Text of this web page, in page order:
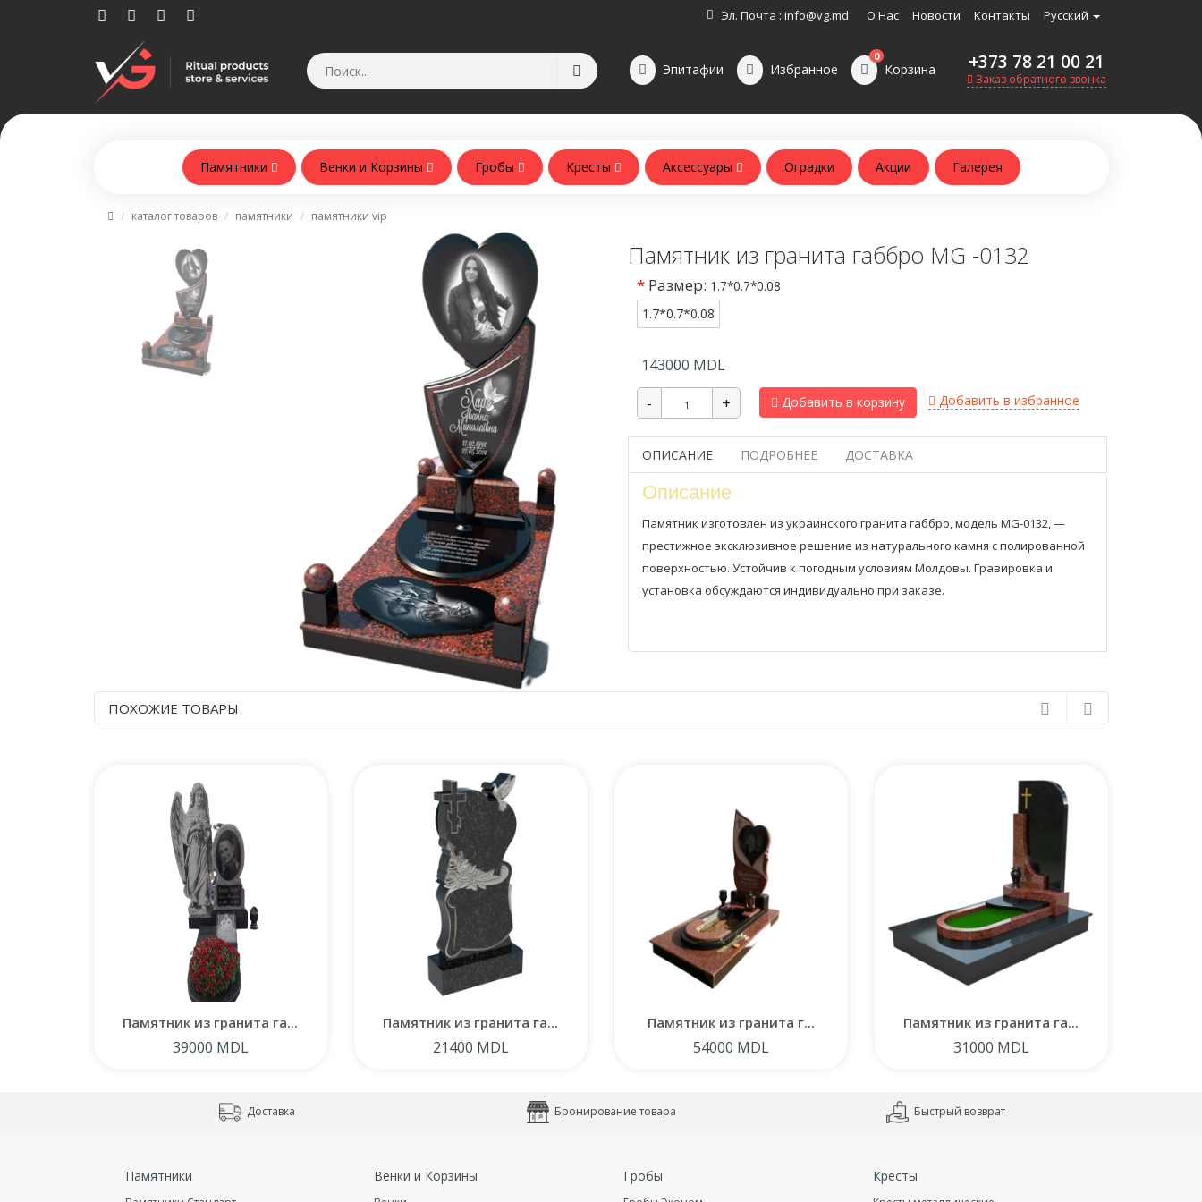
Эл. Почта : info@vg.md О Нас Новости Контакты Русский
Эпитафии Избранное Корзина
0 +373 78 21 00 21
Заказ обратного звонка
Памятники Венки и Корзины Гробы Кресты Аксессуары Оградки Акции Галерея
каталог товаров памятники памятники vip
Памятник из гранита габбро MG -0132
*Размер: 1.7*0.7*0.08
1.7*0.7*0.08
143000 MDL
Добавить в корзину Добавить в избранное
ОПИСАНИЕ ПОДРОБНЕЕ ДОСТАВКА
Описание
Памятник изготовлен из украинского гранита габбро, модель MG-0132, —
престижное эксклюзивное решение из натурального камня с полированной
поверхностью. Устойчив к погодным условиям Молдовы. Гравировка и
установка обсуждаются индивидуально при заказе.
ПОХОЖИЕ ТОВАРЫ
Памятник из гранита га...
39000 MDL
Памятник из гранита га...
21400 MDL
Памятник из гранита г...
54000 MDL
Памятник из гранита га...
31000 MDL
Доставка Бронирование товара Быстрый возврат
Памятники Венки и Корзины Гробы Кресты